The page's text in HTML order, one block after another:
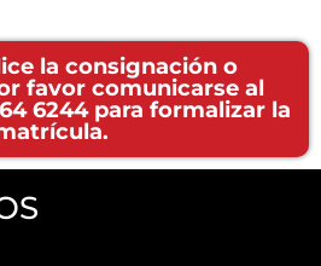
la consignación o
favor comunicarse al
6244 para formalizar la